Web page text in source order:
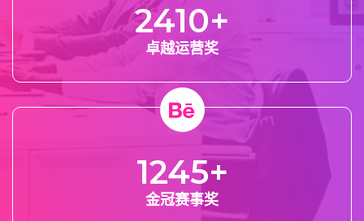
2410+
卓越运营奖
1245+
金冠赛事奖